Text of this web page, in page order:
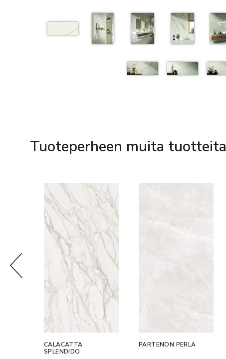
Tuoteperheen muita tuotteita
CALACATTA
SPLENDIDO
PARTENON PERLA